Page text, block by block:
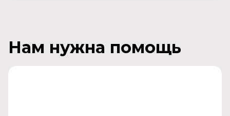
Нам нужна помощь